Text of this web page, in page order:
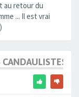
au retour du
... Il est vrai
CANDAULISTES